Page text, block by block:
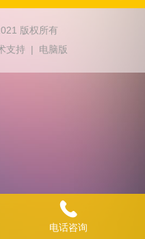
版权所有
支持
| 电脑版
电话咨询